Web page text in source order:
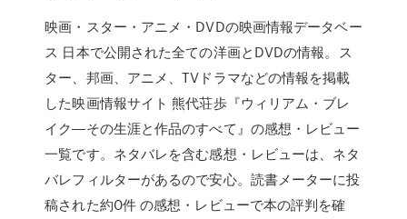
映画・スター・アニメ・DVDの映画情報データベー
ス 日本で公開された全ての洋画とDVDの情報。ス
ター、邦画、アニメ、TVドラマなどの情報を掲載
した映画情報サイト 熊代荘歩『ウィリアム・ブレ
イク―その生涯と作品のすべて』の感想・レビュー
一覧です。ネタバレを含む感想・レビューは、ネタ
バレフィルターがあるので安心。読書メーターに投
稿された約0件 の感想・レビューで本の評判を確